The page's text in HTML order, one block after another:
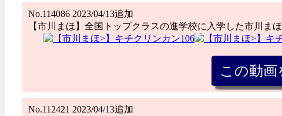
No.114086 2023/04/13追加
【市川まほ】全国トップクラスの進学校に入学した市川まほ
No.112421 2023/04/13追加